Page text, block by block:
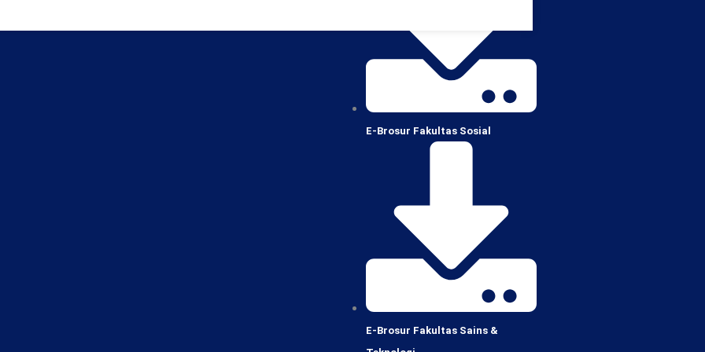
E-Brosur Fakultas Sosial
E-Brosur Fakultas Sains &